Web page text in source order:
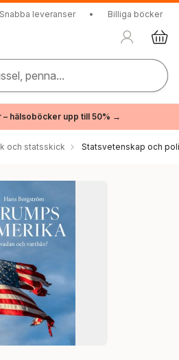
Snabba leveranser • Billiga böcker
penna...
– hälsoböcker upp till 50% →
och statsskick Statsvetenskap och